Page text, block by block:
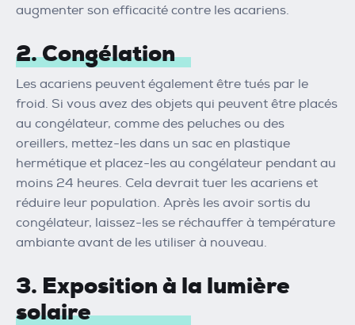
augmenter son efficacité contre les acariens.
2. Congélation
Les acariens peuvent également être tués par le
froid. Si vous avez des objets qui peuvent être placés
au congélateur, comme des peluches ou des
oreillers, mettez-les dans un sac en plastique
hermétique et placez-les au congélateur pendant au
moins 24 heures. Cela devrait tuer les acariens et
réduire leur population. Après les avoir sortis du
congélateur, laissez-les se réchauffer à température
ambiante avant de les utiliser à nouveau.
3. Exposition à la lumière
solaire